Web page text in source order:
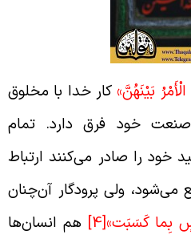
بَيْنَهُنَّ»کار خدا با مخلوق
خود فرق دارد. تمام
خود را صادر می‌کنند ارتباط
ولی پرودگار آن‌چنان
بِما كَسَبَت‏»[4]
هم انسان‌ها